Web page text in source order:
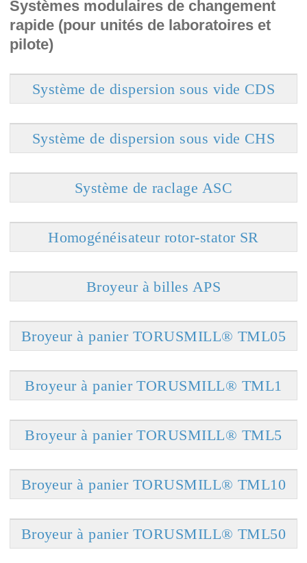
Systèmes modulaires de changement
rapide (pour unités de laboratoires et
pilote)
Système de dispersion sous vide CDS
Système de dispersion sous vide CHS
Système de raclage ASC
Homogénéisateur rotor-stator SR
Broyeur à billes APS
Broyeur à panier TORUSMILL® TML05
Broyeur à panier TORUSMILL® TML1
Broyeur à panier TORUSMILL® TML5
Broyeur à panier TORUSMILL® TML10
Broyeur à panier TORUSMILL® TML50